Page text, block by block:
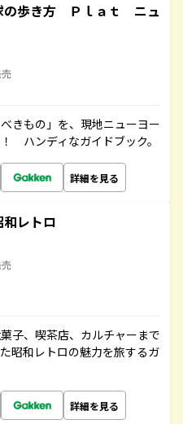
歩き方 Ｐｌａｔ ニュ
きもの」を、現地ニューヨー
ハンディなガイドブック。
詳細を見る
レトロ
子、喫茶店、カルチャーまで
昭和レトロの魅力を旅するガ
詳細を見る